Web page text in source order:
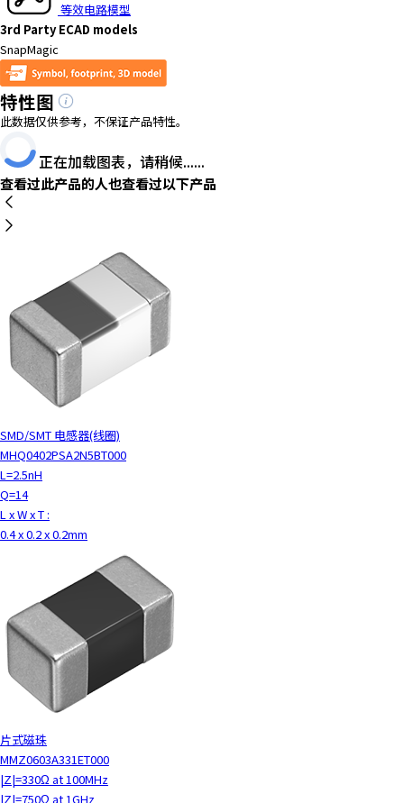
等效电路模型
3rd Party ECAD models
SnapMagic
特性图
此数据仅供参考，不保证产品特性。
正在加载图表，请稍候......
查看过此产品的人也查看过以下产品
SMD/SMT 电感器(线圈)
MHQ0402PSA2N5BT000
L=2.5nH
Q=14
L x W x T :
0.4 x 0.2 x 0.2mm
片式磁珠
MMZ0603A331ET000
|Z|=330Ω at 100MHz
|Z|=750Ω at 1GHz